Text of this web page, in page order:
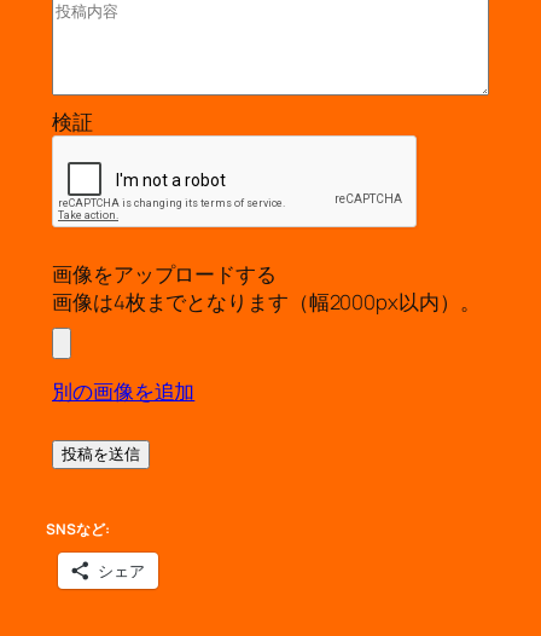
検証
画像をアップロードする
画像は4枚までとなります（幅2000px以内）。
別の画像を追加
SNSなど:
シェア